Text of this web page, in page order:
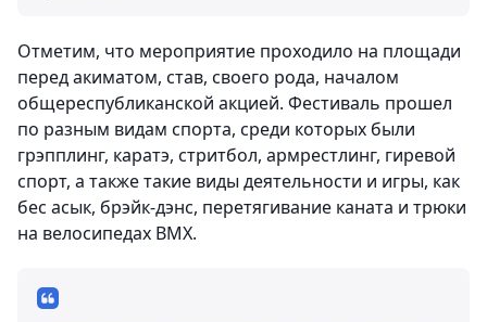
Отметим, что мероприятие проходило на площади
перед акиматом, став, своего рода, началом
общереспубликанской акцией. Фестиваль прошел
по разным видам спорта, среди которых были
грэпплинг, каратэ, стритбол, армрестлинг, гиревой
спорт, а также такие виды деятельности и игры, как
бес асык, брэйк-дэнс, перетягивание каната и трюки
на велосипедах BMX.